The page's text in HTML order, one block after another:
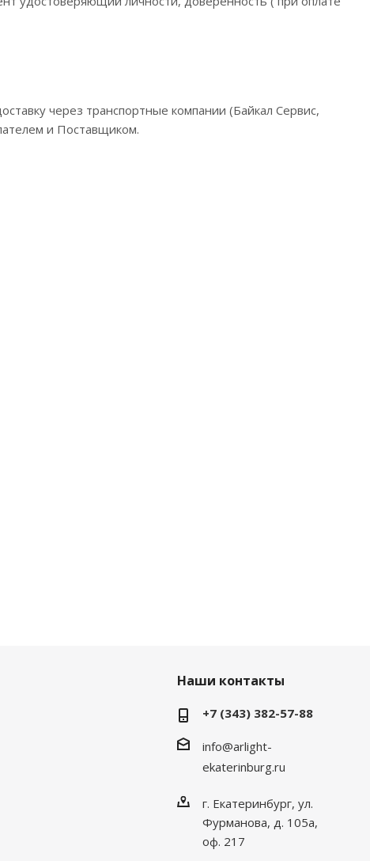
через транспортные компании (Байкал Сервис,
и Поставщиком.
Наши контакты
+7 (343) 382-57-88
info@arlight-
ekaterinburg.ru
г. Екатеринбург, ул.
Фурманова, д. 105а,
оф. 217